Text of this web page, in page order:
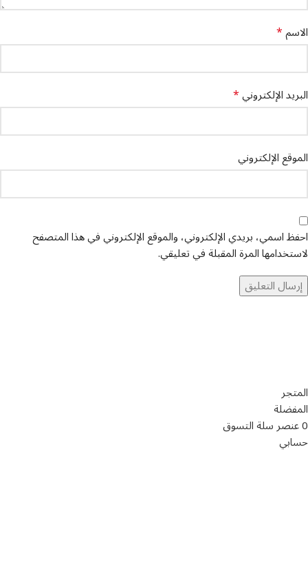
الاسم*
البريد الإلكتروني*
الموقع الإلكتروني
احفظ اسمي، بريدي الإلكتروني، والموقع الإلكتروني في هذا المتصفح
لاستخدامها المرة المقبلة في تعليقي.
المتجر
المفضلة
0عنصرسلة التسوق
حسابي